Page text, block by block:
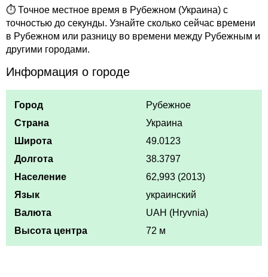
⏱ Точное местное время в Рубежном (Украина) с
точностью до секунды. Узнайте сколько сейчас времени
в Рубежном или разницу во времени между Рубежным и
другими городами.
Информация о городе
Город
Рубежное
Страна
Украина
Широта
49.0123
Долгота
38.3797
Население
62,993 (2013)
Язык
украинский
Валюта
UAH (Hryvnia)
Высота центра
72 м